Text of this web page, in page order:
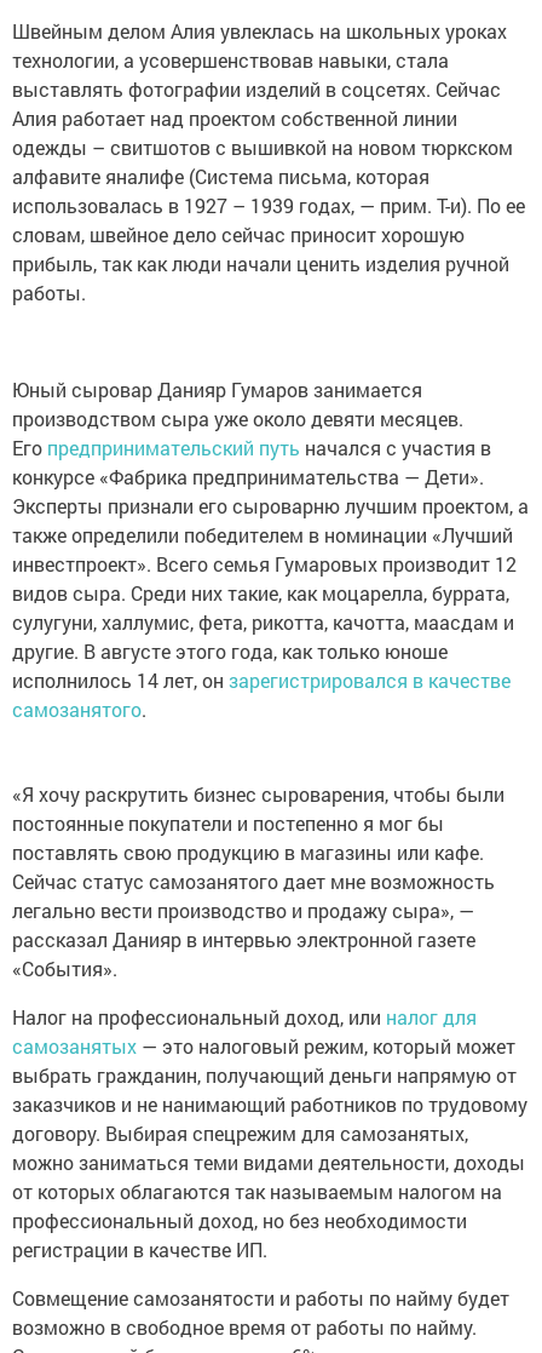
Швейным делом Алия увлеклась на школьных уроках
технологии, а усовершенствовав навыки, стала
выставлять фотографии изделий в соцсетях. Сейчас
Алия работает над проектом собственной линии
одежды – свитшотов с вышивкой на новом тюркском
алфавите яналифе (Система письма, которая
использовалась в 1927 – 1939 годах, — прим. Т-и). По ее
словам, швейное дело сейчас приносит хорошую
прибыль, так как люди начали ценить изделия ручной
работы.
Юный сыровар Данияр Гумаров занимается
производством сыра уже около девяти месяцев.
Его предпринимательский путь начался с участия в
конкурсе «Фабрика предпринимательства — Дети».
Эксперты признали его сыроварню лучшим проектом, а
также определили победителем в номинации «Лучший
инвестпроект». Всего семья Гумаровых производит 12
видов сыра. Среди них такие, как моцарелла, буррата,
сулугуни, халлумис, фета, рикотта, качотта, маасдам и
другие. В августе этого года, как только юноше
исполнилось 14 лет, он зарегистрировался в качестве
самозанятого.
«Я хочу раскрутить бизнес сыроварения, чтобы были
постоянные покупатели и постепенно я мог бы
поставлять свою продукцию в магазины или кафе.
Сейчас статус самозанятого дает мне возможность
легально вести производство и продажу сыра», —
рассказал Данияр в интервью электронной газете
«События».
Налог на профессиональный доход, или налог для
самозанятых — это налоговый режим, который может
выбрать гражданин, получающий деньги напрямую от
заказчиков и не нанимающий работников по трудовому
договору. Выбирая спецрежим для самозанятых,
можно заниматься теми видами деятельности, доходы
от которых облагаются так называемым налогом на
профессиональный доход, но без необходимости
регистрации в качестве ИП.
Совмещение самозанятости и работы по найму будет
возможно в свободное время от работы по найму.